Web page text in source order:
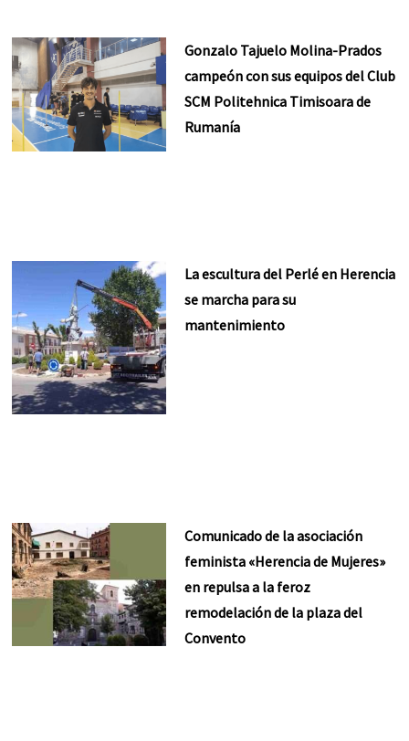
Gonzalo Tajuelo Molina-Prados
campeón con sus equipos del Club
SCM Politehnica Timisoara de
Rumanía
La escultura del Perlé en Herencia
se marcha para su
mantenimiento
Comunicado de la asociación
feminista «Herencia de Mujeres»
en repulsa a la feroz
remodelación de la plaza del
Convento